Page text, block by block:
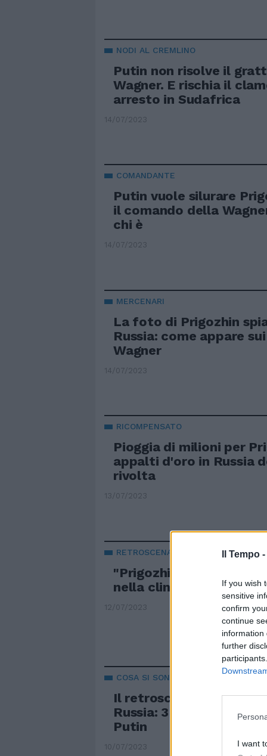
Il Tempo -
If you wish
sensitive
confirm
continue
information
further
I want
NODI AL CREMLINO
Putin non risolve il
Wagner. E rischia il
arresto in Sudafrica
14/07/2023
COMANDANTE
Putin vuole silurare
il comando della
chi è
14/07/2023
MERCENARI
La foto di Prigozhin
Russia: come appare
Wagner
14/07/2023
RICOMPENSATO
Pioggia di milioni per
appalti d'oro in Russia
rivolta
13/07/2023
RETROSCENA RUSSIA
"Prigozhin ha un
nella clinica dei Vip
12/07/2023
COSA SI SONO DETTI
Il retroscena che
Russia: 3 ore di
Putin
10/07/2023